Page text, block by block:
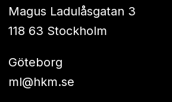
Magus Ladulåsgatan 3
118 63 Stockholm
Göteborg
ml@hkm.se